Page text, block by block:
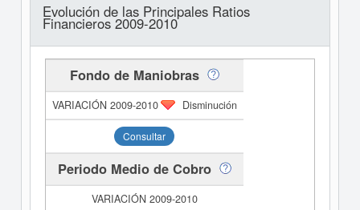
Evolución de las Principales Ratios
Financieros 2009-2010
Fondo de Maniobras
Disminución
Consultar
Periodo Medio de Cobro